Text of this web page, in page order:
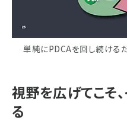
単純にPDCAを回し続ける
視野を広げてこそ
る